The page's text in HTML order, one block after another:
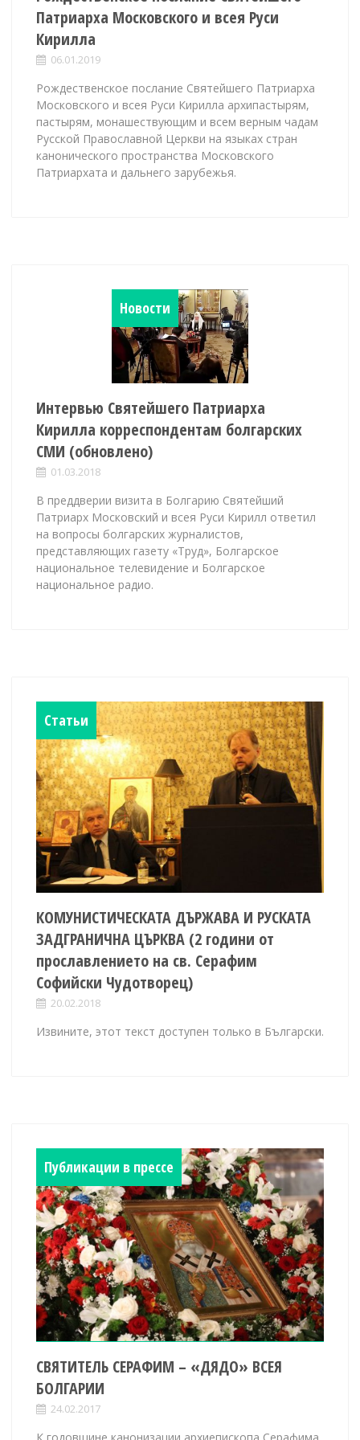
Патриарха Московского и всея Руси
Кирилла
06.01.2019
Рождественское послание Святейшего Патриарха
Московского и всея Руси Кирилла архипастырям,
пастырям, монашествующим и всем верным чадам
Русской Православной Церкви на языках стран
канонического пространства Московского
Патриархата и дальнего зарубежья.
Новости
Интервью Святейшего Патриарха
Кирилла корреспондентам болгарских
СМИ (обновлено)
01.03.2018
В преддверии визита в Болгарию Святейший
Патриарх Московский и всея Руси Кирилл ответил
на вопросы болгарских журналистов,
представляющих газету «Труд», Болгарское
национальное телевидение и Болгарское
национальное радио.
Статьи
КОМУНИСТИЧЕСКАТА ДЪРЖАВА И РУСКАТА
ЗАДГРАНИЧНА ЦЪРКВА (2 години от
прославлението на св. Серафим
Софийски Чудотворец)
20.02.2018
Извините, этот текст доступен только в Български.
Публикации в прессе
СВЯТИТЕЛЬ СЕРАФИМ – «ДЯДО» ВСЕЯ
БОЛГАРИИ
24.02.2017
К годовщине канонизации архиепископа Серафима